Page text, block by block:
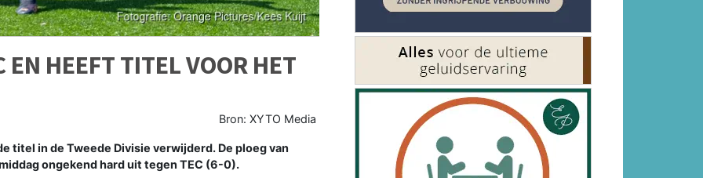
HEEFT TITEL VOOR HET
Bron: XYTO Media
titel in de Tweede Divisie verwijderd. De ploeg van
ongekend hard uit tegen TEC (6-0).